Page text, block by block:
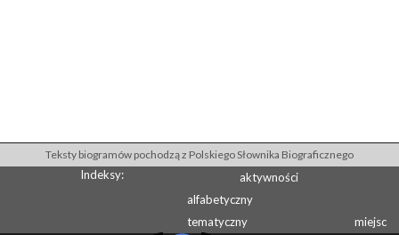
Teksty biogramów pochodzą z Polskiego Słownika Biograficznego
Indeksy:
aktywności
alfabetyczny
tematyczny
miejsc